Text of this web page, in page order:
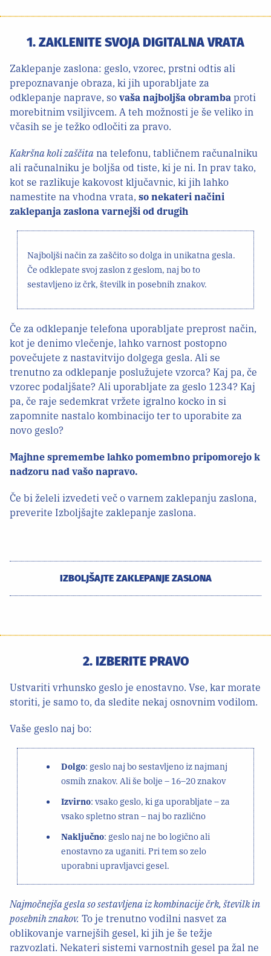
1. ZAKLENITE SVOJA DIGITALNA VRATA
Zaklepanje zaslona: geslo, vzorec, prstni odtis ali
prepoznavanje obraza, ki jih uporabljate za
odklepanje naprave, so vaša najboljša obramba proti
morebitnim vsiljivcem. A teh možnosti je še veliko in
včasih se je težko odločiti za pravo.
Kakršna koli zaščita na telefonu, tabličnem računalniku
ali računalniku je boljša od tiste, ki je ni. In prav tako,
kot se razlikuje kakovost ključavnic, ki jih lahko
namestite na vhodna vrata, so nekateri načini
zaklepanja zaslona varnejši od drugih
Najboljši način za zaščito so dolga in unikatna gesla.
Če odklepate svoj zaslon z geslom, naj bo to
sestavljeno iz črk, številk in posebnih znakov.
Če za odklepanje telefona uporabljate preprost način,
kot je denimo vlečenje, lahko varnost postopno
povečujete z nastavitvijo dolgega gesla. Ali se
trenutno za odklepanje poslužujete vzorca? Kaj pa, če
vzorec podaljšate? Ali uporabljate za geslo 1234? Kaj
pa, če raje sedemkrat vržete igralno kocko in si
zapomnite nastalo kombinacijo ter to uporabite za
novo geslo?
Majhne spremembe lahko pomembno pripomorejo k
nadzoru nad vašo napravo.
Če bi želeli izvedeti več o varnem zaklepanju zaslona,
preverite Izboljšajte zaklepanje zaslona.
IZBOLJŠAJTE ZAKLEPANJE ZASLONA
2. IZBERITE PRAVO
Ustvariti vrhunsko geslo je enostavno. Vse, kar morate
storiti, je samo to, da sledite nekaj osnovnim vodilom.
Vaše geslo naj bo:
Dolgo: geslo naj bo sestavljeno iz najmanj
osmih znakov. Ali še bolje – 16–20 znakov
Izvirno: vsako geslo, ki ga uporabljate – za
vsako spletno stran – naj bo različno
Naključno: geslo naj ne bo logično ali
enostavno za uganiti. Pri tem so zelo
uporabni upravljavci gesel.
Najmočnejša gesla so sestavljena iz kombinacije črk, številk in
posebnih znakov. To je trenutno vodilni nasvet za
oblikovanje varnejših gesel, ki jih je še težje
razvozlati. Nekateri sistemi varnostnih gesel pa žal ne